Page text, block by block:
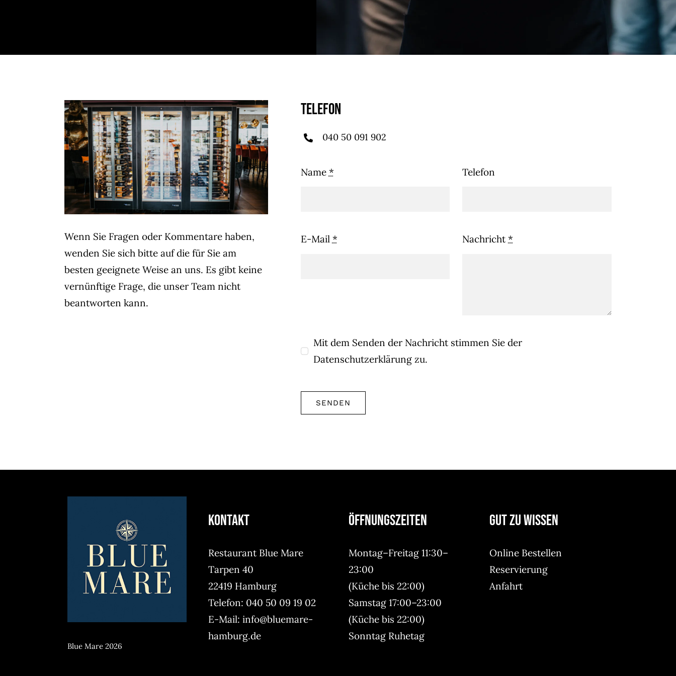
Aus dem Meer & von der
Weide, dazu unsere
Klassiker und vegane
Neuheiten (PDF).
Wein- und Getränkekarte
Wenn Sie Fragen oder Kommentare haben,
wenden Sie sich bitte auf die für Sie am
besten geeignete Weise an uns. Es gibt keine
vernünftige Frage, die unser Team nicht
beantworten kann.
Telefon
040 50 091 902
Name * Telefon
E-Mail * Nachricht*
Mit dem Senden der Nachricht stimmen Sie der
Datenschutzerklärung zu.
SENDEN
Blue Mare 2026
Kontakt
Restaurant Blue Mare
Tarpen 40
22419 Hamburg
Telefon: 040 50 09 19 02
E-Mail: info@bluemare-
hamburg.de
Öffnungszeiten
Montag–Freitag 11:30–
23:00
(Küche bis 22:00)
Samstag 17:00–23:00
(Küche bis 22:00)
Sonntag Ruhetag
Gut zu wissen
Online Bestellen
Reservierung
Anfahrt